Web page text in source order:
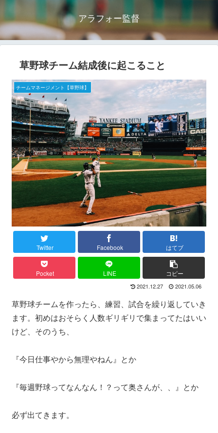
アラフォー監督
草野球チーム結成後に起こること
チームマネージメント【草野球】
Twitter Facebook はてブ
Pocket LINE コピー
2021.12.27 2021.05.06
草野球チームを作ったら、練習、試合を繰り返していき
ます。初めはおそらく人数ギリギリで集まってたはいい
けど、そのうち、
『今日仕事やから無理やねん』とか
『毎週野球ってなんなん！？って奥さんが、、』とか
必ず出てきます。